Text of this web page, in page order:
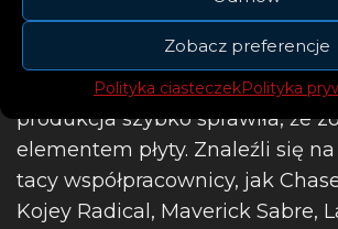
Zobacz preferencje
Polityka ciasteczekPolityka
wyprodukowany przez
Martina Wave’a, który zasłynął
hollywoodzkiej przestrzeni
produkcja szybko sprawiła, że
elementem płyty. Znaleźli się
tacy współpracownicy, jak
Kojey Radical, Maverick Sabre,